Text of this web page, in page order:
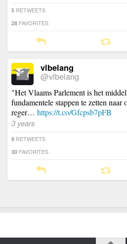
5 RETWEETS
28 FAVORITES
vlbelang
@vlbelang
"Het Vlaams Parlement is het
fundamentele stappen te zetten
reger… https://t.co/Gfcpsb7pFB
3 years
8 RETWEETS
30 FAVORITES